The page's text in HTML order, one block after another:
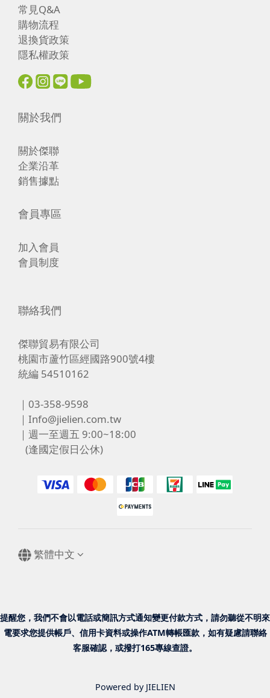
常見Q&A
購物流程
退換貨政策
隱私權政策
關於我們
關於傑聯
企業沿革
銷售據點
會員專區
加入會員
會員制度
聯絡我們
傑聯貿易有限公司
桃園市蘆竹區經國路900號4樓
統編 54510162
｜03-358-9598
｜Info@jielien.com.tw
｜週一至週五 9:00~18:00
(逢國定假日公休)
繁體中文
提醒您，我們不會以電話或簡訊方式通知變更付款方式，請勿聽從不明來
電要求您提供帳戶、信用卡資料或操作ATM轉帳匯款，如有疑慮請聯絡
客服確認，或撥打165專線查證。
Powered by JIELIEN